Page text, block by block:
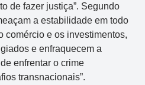
de fazer justiça”. Segundo
a estabilidade em todo
comércio e os investimentos,
e enfraquecem a
enfrentar o crime
transnacionais”.